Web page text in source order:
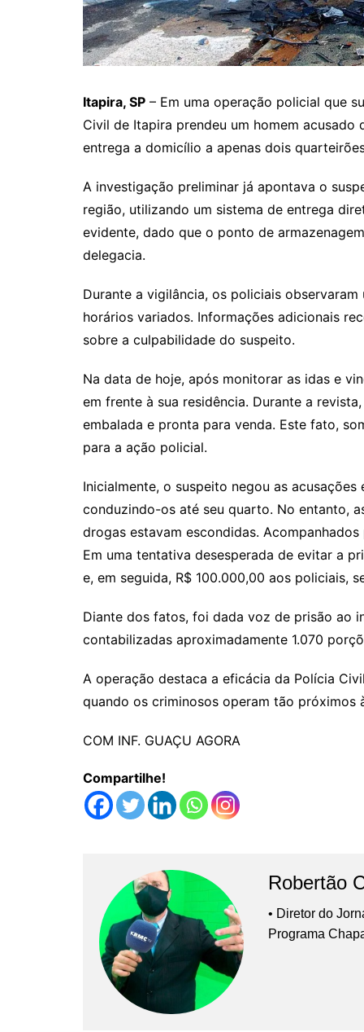
Itapira, SP – Em uma operação policial que
Civil de Itapira prendeu um homem
entrega a domicílio a apenas dois
A investigação preliminar já apontava o
região, utilizando um sistema de entrega
evidente, dado que o ponto de
delegacia.
Durante a vigilância, os policiais
horários variados. Informações adicionais
sobre a culpabilidade do suspeito.
Na data de hoje, após monitorar as idas e
em frente à sua residência. Durante a
embalada e pronta para venda. Este fato,
para a ação policial.
Inicialmente, o suspeito negou as
conduzindo-os até seu quarto. No entanto,
drogas estavam escondidas.
Em uma tentativa desesperada de evitar a
e, em seguida, R$ 100.000,00 aos policiais,
Diante dos fatos, foi dada voz de prisão ao
contabilizadas aproximadamente 1.070
A operação destaca a eficácia da Polícia
quando os criminosos operam tão próximos
COM INF. GUAÇU AGORA
Compartilhe!
Robertão
• Diretor do
Programa